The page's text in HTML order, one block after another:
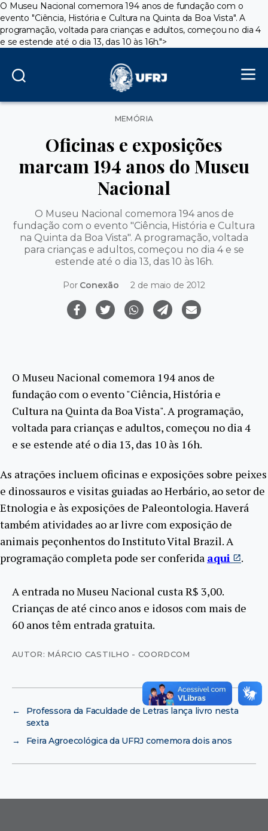
O Museu Nacional comemora 194 anos de fundação com o
evento "Ciência, História e Cultura na Quinta da Boa Vista". A
programação, voltada para crianças e adultos, começou no dia 4
e se estende até o dia 13, das 10 às 16h.">
Categorias
MEMÓRIA
Oficinas e exposições
marcam 194 anos do Museu
Nacional
O Museu Nacional comemora 194 anos de
fundação com o evento "Ciência, História e Cultura
na Quinta da Boa Vista". A programação, voltada
para crianças e adultos, começou no dia 4 e se
estende até o dia 13, das 10 às 16h.
Por Conexão 2 de maio de 2012
O Museu Nacional comemora 194 anos de
fundação com o evento "Ciência, História e
Cultura na Quinta da Boa Vista". A programação,
voltada para crianças e adultos, começou no dia 4
e se estende até o dia 13, das 10 às 16h.
As atrações incluem oficinas e exposições sobre peixes
e dinossauros e visitas guiadas ao Herbário, ao setor de
Etnologia e às exposições de Paleontologia. Haverá
também atividades ao ar livre com exposição de
animais peçonhentos do Instituto Vital Brazil. A
programação completa pode ser conferida aqui .
A entrada no Museu Nacional custa R$ 3,00.
Crianças de até cinco anos e idosos com mais de
60 anos têm entrada gratuita.
AUTOR: MÁRCIO CASTILHO - COORDCOM
←
Professora da Faculdade de Letras lança livro nesta
sexta
→
Feira Agroecológica da UFRJ comemora dois anos